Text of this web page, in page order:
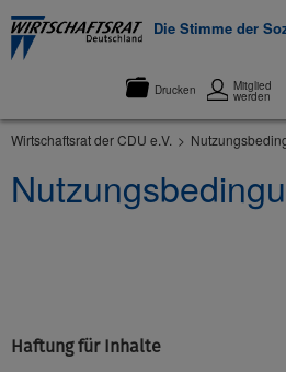
Die Stimme der
Drucken Mitglied
werden
Wirtschaftsrat der CDU e.V.
Haftung für Inhalte